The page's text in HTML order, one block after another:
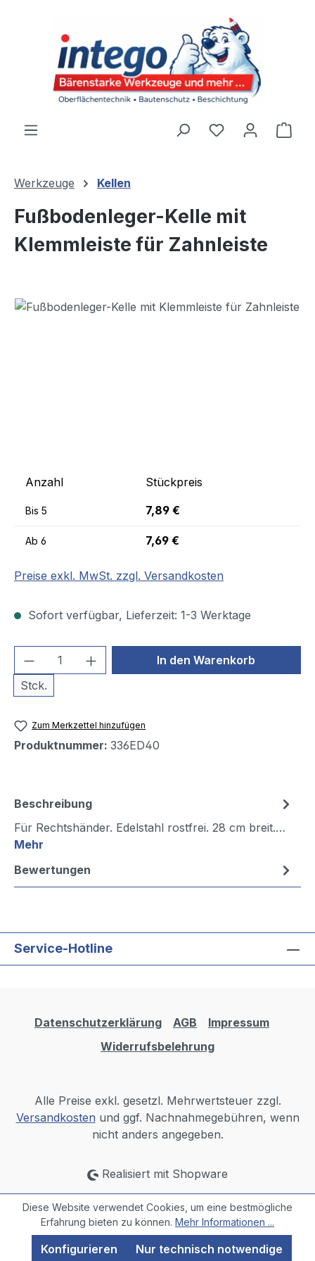
Du hast 0
Werkzeuge Kellen
Fußbodenleger-Kelle mit
Klemmleiste für Zahnleiste
Bildergalerie überspringen
Anzahl Stückpreis
Bis 5 7,89 €
Ab 6 7,69 €
Preise exkl. MwSt. zzgl. Versandkosten
Sofort verfügbar, Lieferzeit: 1-3 Werktage
Produkt Anzahl: Gib den
Stck.
In den Warenkorb
Zum Merkzettel hinzufügen
Produktnummer: 336ED40
Beschreibung
Für Rechtshänder. Edelstahl rostfrei. 28 cm breit.…
Mehr
Bewertungen
Service-Hotline
Datenschutzerklärung AGB
Impressum
Widerrufsbelehrung
Alle Preise exkl. gesetzl. Mehrwertsteuer zzgl.
Versandkosten und ggf. Nachnahmegebühren, wenn
nicht anders angegeben.
Realisiert mit Shopware
Diese Website verwendet Cookies, um eine bestmögliche
Erfahrung bieten zu können. Mehr Informationen ...
Nur technisch notwendige
Konfigurieren